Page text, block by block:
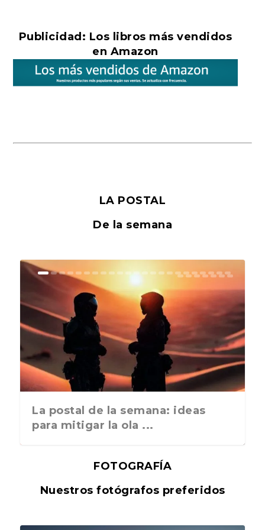
Publicidad: Los libros más vendidos
en Amazon
LA POSTAL
De la semana
La postal de la semana: ideas
para mitigar la ola ...
FOTOGRAFÍA
Nuestros fotógrafos preferidos